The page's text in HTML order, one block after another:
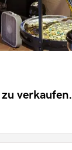
verkaufen.